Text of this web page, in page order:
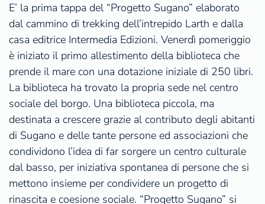
E’ la prima tappa del “Progetto Sugano” elaborato
dal cammino di trekking dell’intrepido Larth e dalla
casa editrice Intermedia Edizioni. Venerdì pomeriggio
è iniziato il primo allestimento della biblioteca che
prende il mare con una dotazione iniziale di 250 libri.
La biblioteca ha trovato la propria sede nel centro
sociale del borgo. Una biblioteca piccola, ma
destinata a crescere grazie al contributo degli abitanti
di Sugano e delle tante persone ed associazioni che
condividono l’idea di far sorgere un centro culturale
dal basso, per iniziativa spontanea di persone che si
mettono insieme per condividere un progetto di
rinascita e coesione sociale. “Progetto Sugano” si